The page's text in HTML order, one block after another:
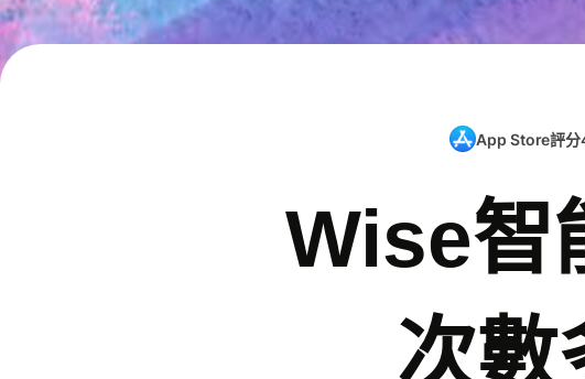
App Store評
Wise智
次數